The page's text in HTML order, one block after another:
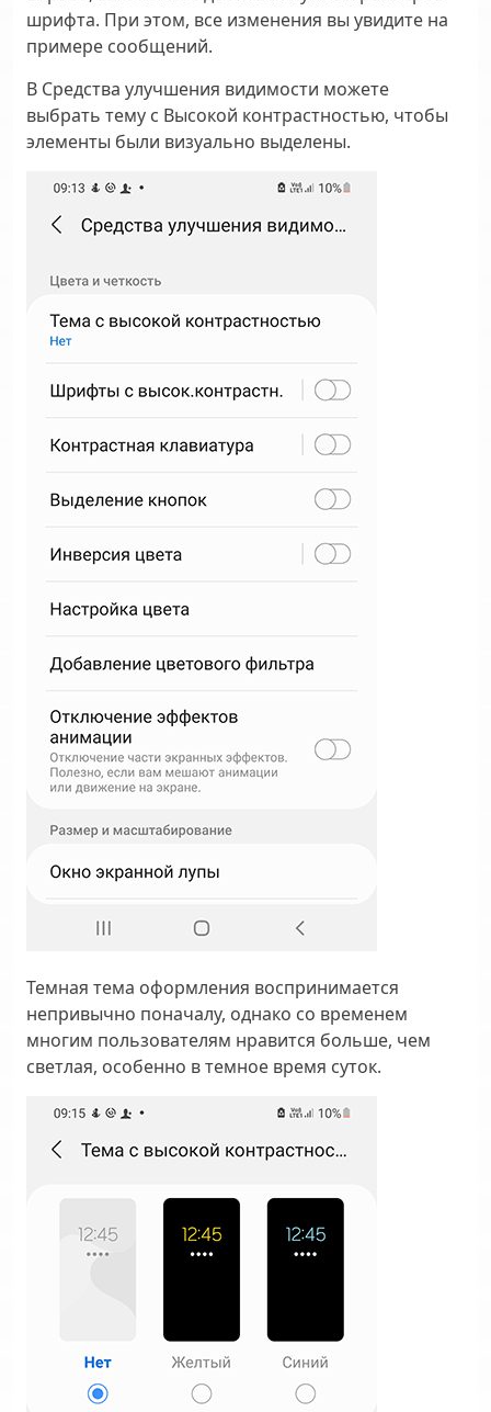
шрифта. При этом, все изменения вы увидите на
примере сообщений.
В Средства улучшения видимости можете
выбрать тему с Высокой контрастностью, чтобы
элементы были визуально выделены.
Темная тема оформления воспринимается
непривычно поначалу, однако со временем
многим пользователям нравится больше, чем
светлая, особенно в темное время суток.